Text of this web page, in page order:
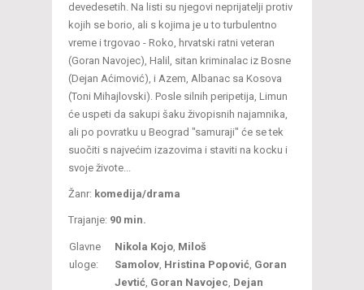
devedesetih. Na listi su njegovi neprijatelji protiv
kojih se borio, ali s kojima je u to turbulentno
vreme i trgovao - Roko, hrvatski ratni veteran
(Goran Navojec), Halil, sitan kriminalac iz Bosne
(Dejan Aćimović), i Azem, Albanac sa Kosova
(Toni Mihajlovski). Posle silnih peripetija, Limun
će uspeti da sakupi šaku živopisnih najamnika,
ali po povratku u Beograd "samuraji" će se tek
suočiti s najvećim izazovima i staviti na kocku i
svoje živote...
Žanr: komedija/drama
Trajanje: 90 min.
Glavne
uloge:
Nikola Kojo, Miloš
Samolov, Hristina Popović, Goran
Jevtić, Goran Navojec, Dejan